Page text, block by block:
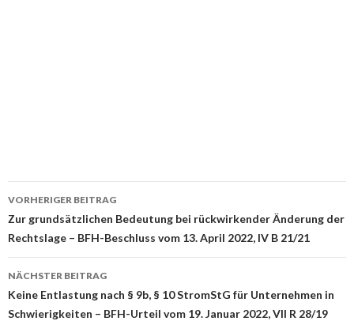
Beitrags-
Navigation
VORHERIGER BEITRAG
Zur grundsätzlichen Bedeutung bei rückwirkender Änderung der
Rechtslage – BFH-Beschluss vom 13. April 2022, IV B 21/21
NÄCHSTER BEITRAG
Keine Entlastung nach § 9b, § 10 StromStG für Unternehmen in
Schwierigkeiten – BFH-Urteil vom 19. Januar 2022, VII R 28/19